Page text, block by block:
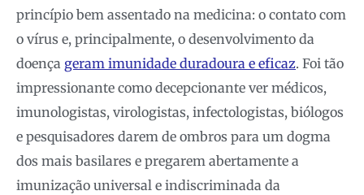
princípio bem assentado na medicina: o contato com
o vírus e, principalmente, o desenvolvimento da
doença geram imunidade duradoura e eficaz. Foi tão
impressionante como decepcionante ver médicos,
imunologistas, virologistas, infectologistas, biólogos
e pesquisadores darem de ombros para um dogma
dos mais basilares e pregarem abertamente a
imunização universal e indiscriminada da